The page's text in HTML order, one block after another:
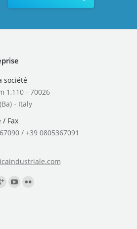
société
1,110 - 70026
- Italy
/ Fax
/ +39 0805367091
sur :